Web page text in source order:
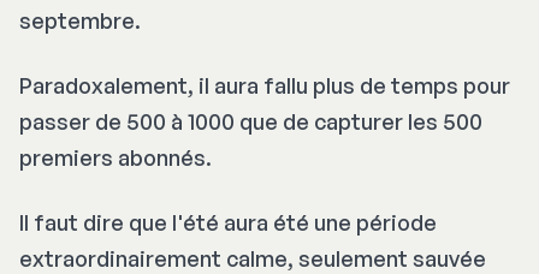
septembre.
Paradoxalement, il aura fallu plus de temps pour
passer de 500 à 1000 que de capturer les 500
premiers abonnés.
Il faut dire que l'été aura été une période
extraordinairement calme, seulement sauvée